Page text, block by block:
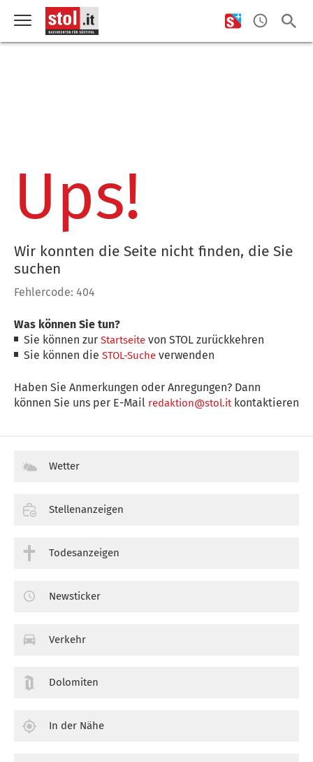
Ups!
Wir konnten die Seite nicht finden, die Sie
suchen
Fehlercode: 404
Was können Sie tun?
Sie können zurStartseite von STOL zurückkehren
Sie können dieSTOL-Suche verwenden
Haben Sie Anmerkungen oder Anregungen? Dann
können Sie uns per E-Mail redaktion@stol.itkontaktieren
Wetter
Stellenanzeigen
Todesanzeigen
Newsticker
Verkehr
Dolomiten
In der Nähe